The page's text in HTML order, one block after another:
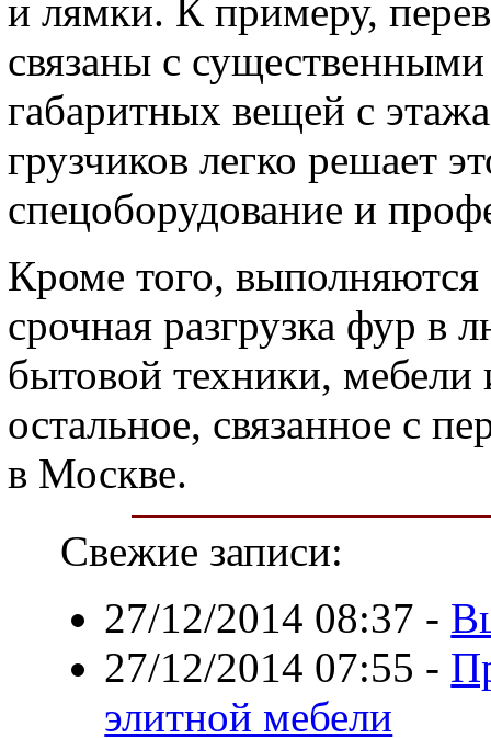
и лямки. К примеру,
связаны с
габаритных вещей с
грузчиков легко решает
спецоборудование и
Кроме того,
срочная разгрузка фур в
бытовой техники, мебели
остальное, связанное с
в Москве.
Свежие записи:
27/12/2014 08:37 -
27/12/2014 07:55 -
элитной мебели